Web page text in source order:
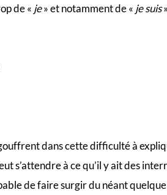
de « je» et notamment de « je suis
dans cette difficulté à
s’attendre à ce qu’il y ait des
de faire surgir du néant quelque